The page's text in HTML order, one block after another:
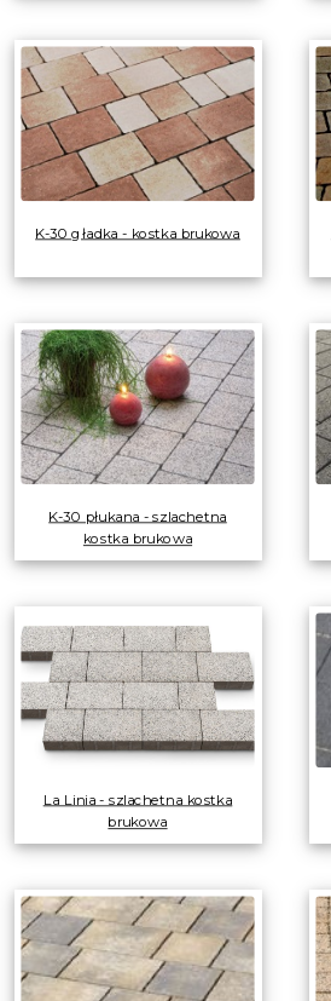
K-30 gładka - kostka brukowa
K-30 płukana - szlachetna
kostka brukowa
La Linia - szlachetna kostka
brukowa